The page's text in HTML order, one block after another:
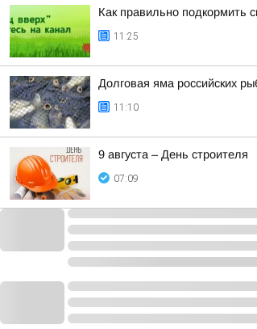
Как правильно подкормить
11:25
Долговая яма российских
11:10
9 августа – День строителя
07:09